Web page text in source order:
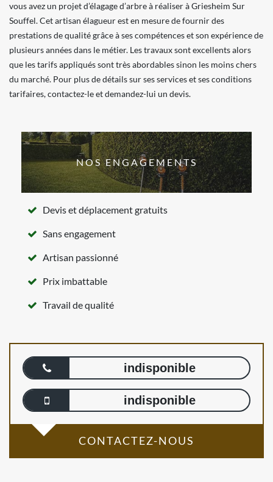
vous avez un projet d’élagage d’arbre à réaliser à Griesheim Sur
Souffel. Cet artisan élagueur est en mesure de fournir des
prestations de qualité grâce à ses compétences et son expérience de
plusieurs années dans le métier. Les travaux sont excellents alors
que les tarifs appliqués sont très abordables sinon les moins chers
du marché. Pour plus de détails sur ses services et ses conditions
tarifaires, contactez-le et demandez-lui un devis.
NOS ENGAGEMENTS
Devis et déplacement gratuits
Sans engagement
Artisan passionné
Prix imbattable
Travail de qualité
indisponible
indisponible
CONTACTEZ-NOUS